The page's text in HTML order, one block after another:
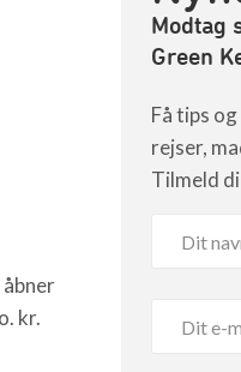
kr.
Modtag
Green
Få tips
rejser,
Tilmeld